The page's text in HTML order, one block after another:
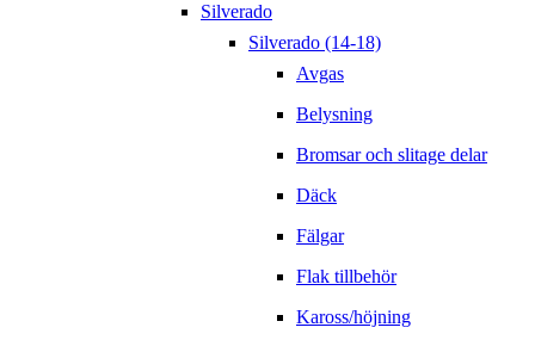
Silverado
Silverado (14-18)
Avgas
Belysning
Bromsar och slitage delar
Däck
Fälgar
Flak tillbehör
Kaross/höjning